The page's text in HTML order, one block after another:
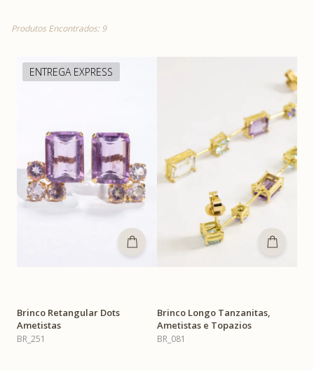
Produtos Encontrados: 9
ENTREGA EXPRESS
Brinco Retangular Dots
Ametistas
BR_251
Brinco Longo Tanzanitas,
Ametistas e Topazios
BR_081